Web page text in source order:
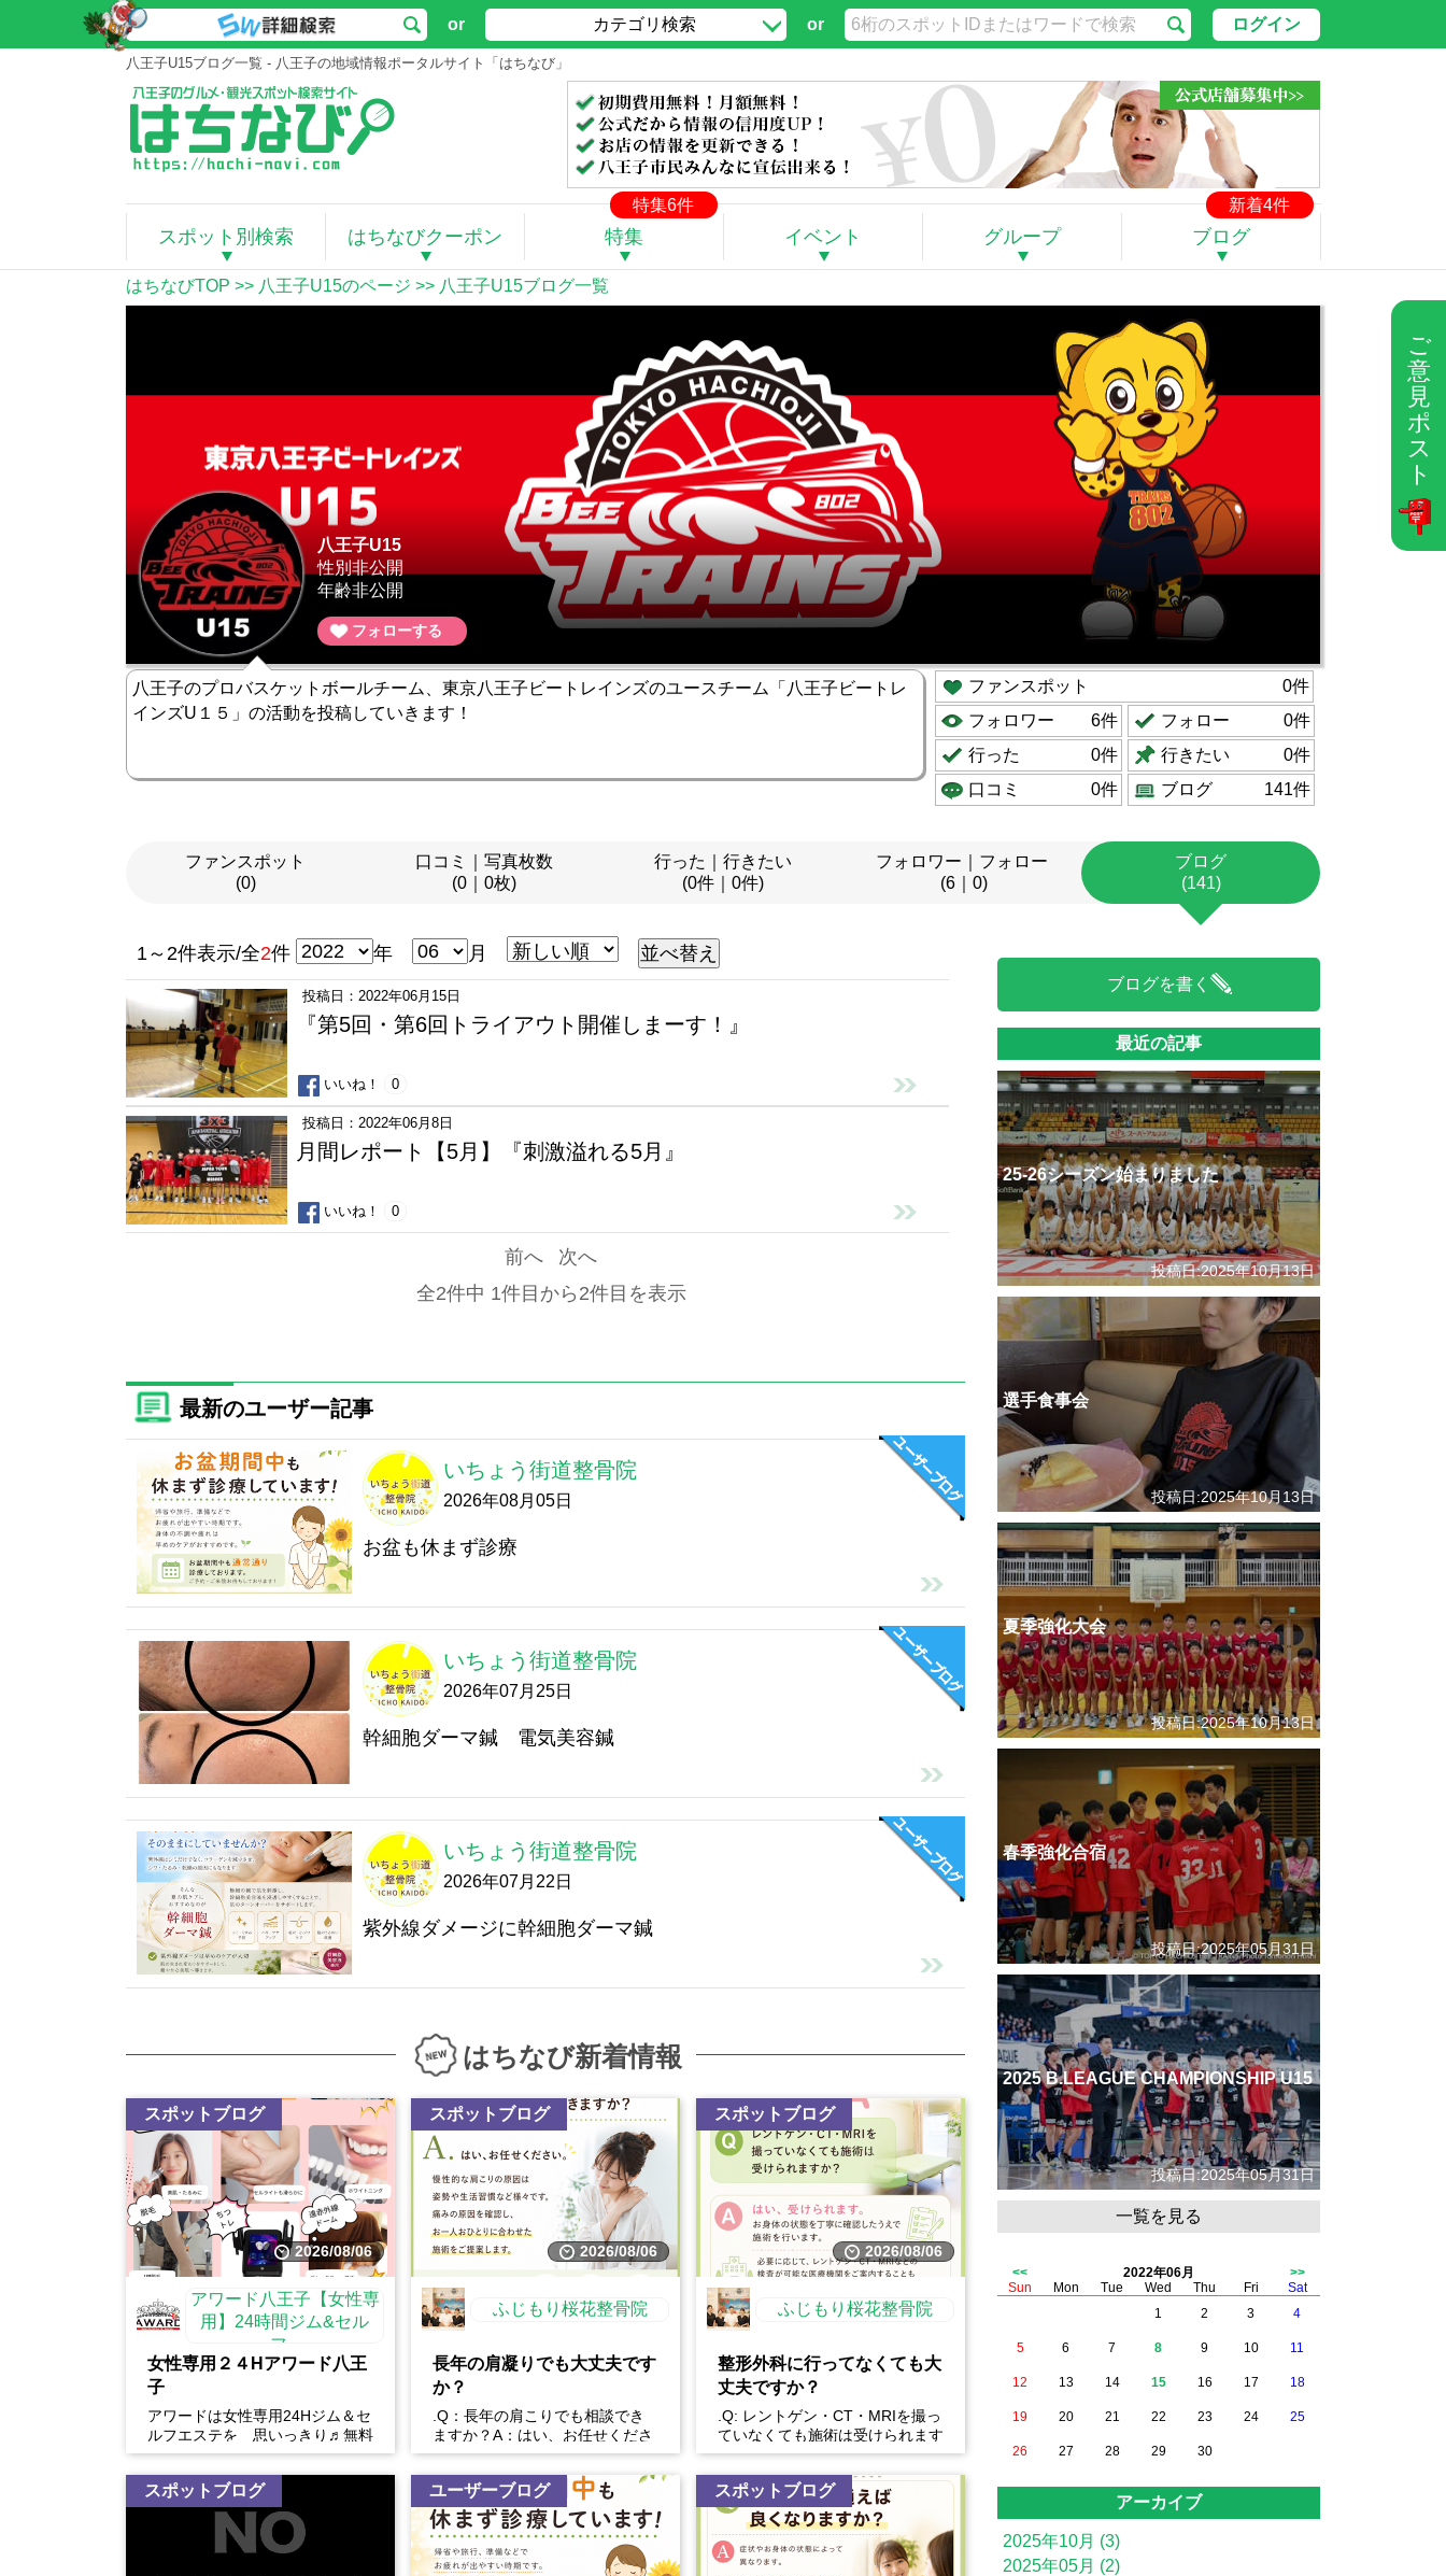
ご
意
見
ポ
ス
ト
or カテゴリ検索 or ログイン
八王子U15ブログ一覧 - 八王子の地域情報ポータルサイト「はちなび」
特集6件 新着4件
スポット別検索 はちなびクーポン 特集 イベント グループ ブログ
はちなびTOP >> 八王子U15のページ >> 八王子U15ブログ一覧
八王子U15
性別非公開
年齢非公開
フォローする
八王子のプロバスケットボールチーム、東京八王子ビートレインズのユースチーム「八王子ビートレ
インズU１５」の活動を投稿していきます！
ファンスポット
0件
フォロワー
6件 フォロー
0件
行った
0件 行きたい
0件
口コミ
0件 ブログ 141件
ファンスポット
(0)
口コミ｜写真枚数
(0｜0枚)
行った｜行きたい
(0件｜0件)
フォロワー｜フォロー
(6｜0)
ブログ
(141)
1～2件表示/全2件 年 月
投稿日：2022年06月15日
『第5回・第6回トライアウト開催しまーす！』
いいね！ 0
投稿日：2022年06月8日
月間レポート【5月】『刺激溢れる5月』
いいね！ 0
前へ
次へ
全2件中 1件目から2件目を表示
最新のユーザー記事
いちょう街道整骨院
2026年08月05日
お盆も休まず診療
いちょう街道整骨院
2026年07月25日
幹細胞ダーマ鍼 電気美容鍼
いちょう街道整骨院
2026年07月22日
紫外線ダメージに幹細胞ダーマ鍼
はちなび新着情報
スポットブログ
2026/08/06
アワード八王子【女性専
用】24時間ジム&セル
フ...
女性専用２４Hアワード八王
子
アワードは女性専用24Hジム＆セ
ルフエステを 思いっきり♬無料
体験開催中
スポットブログ
2026/08/06
ふじもり桜花整骨院
長年の肩凝りでも大丈夫です
か？
.Q：長年の肩こりでも相談でき
ますか？A：はい、お任せくださ
い。慢性的な肩こりの原因は姿勢
や生活習慣など様々です。...
スポットブログ
2026/08/06
ふじもり桜花整骨院
整形外科に行ってなくても大
丈夫ですか？
.Q: レントゲン・CT・MRIを撮っ
ていなくても施術は受けられます
か？A: はい、受けられます。お
身体の状態を丁...
スポットブログ ユーザーブログ スポットブログ
ブログを書く
最近の記事
25-26シーズン始まりました
投稿日:2025年10月13日
選手食事会
投稿日:2025年10月13日
夏季強化大会
投稿日:2025年10月13日
春季強化合宿
投稿日:2025年05月31日
2025 B.LEAGUE CHAMPIONSHIP U15
投稿日:2025年05月31日
一覧を見る
<< 2022年06月
>>
Sun
Mon Tue Wed Thu Fri
Sat
1
2 3 4
5 6 7 8 9 10 11
12 13 14 15 16 17 18
19 20 21 22 23 24 25
26 27 28 29 30
アーカイブ
2025年10月 (3)
2025年05月 (2)